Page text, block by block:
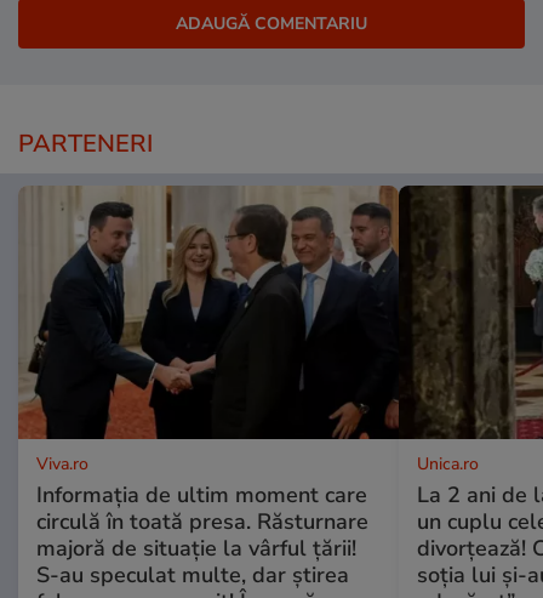
PARTENERI
Viva.ro
Informația de ultim moment care
circulă în toată presa. Răsturnare
majoră de situație la vârful țării!
S-au speculat multe, dar știrea
Unica.ro
La 2 ani de
un cuplu
divorțează!
soția lui și-